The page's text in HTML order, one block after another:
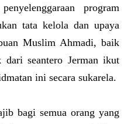
program
tata kelola dan upaya
Muslim Ahmadi, baik
dari seantero Jerman ikut
ini secara sukarela.
bagi semua orang yang